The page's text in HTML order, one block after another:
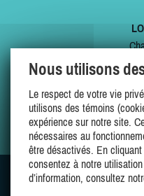
Nous utilisons
Le respect de votre vie
utilisons des témoins
expérience sur notre site.
nécessaires au
être désactivés. En
consentez à notre
d’information, consultez